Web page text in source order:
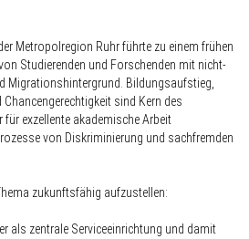
Metropolregion Ruhr führte zu einem frühen
Studierenden und Forschenden mit nicht-
Migrationshintergrund. Bildungsaufstieg,
sind Kern des
exzellente akademische Arbeit
von Diskriminierung und sachfremden
zukunftsfähig aufzustellen:
als zentrale Serviceeinrichtung und damit